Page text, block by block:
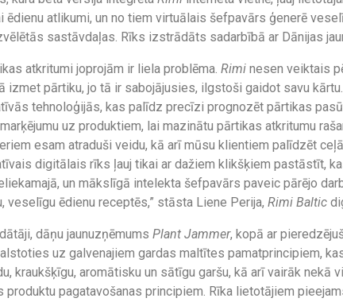
ēdienu atlikumi, un no tiem virtuālais šefpavārs ģenerē
sastāvdaļas. Rīks izstrādāts sadarbībā ar Dānijas
atkritumi joprojām ir liela problēma. Rimi nesen veiktais
izmet pārtiku, jo tā ir sabojājusies, ilgstoši gaidot savu
tehnoloģijās, kas palīdz precīzi prognozēt pārtikas
uz produktiem, lai mazinātu pārtikas atkritumu
esam atraduši veidu, kā arī mūsu klientiem palīdzēt
digitālais rīks ļauj tikai ar dažiem klikšķiem pastāstīt,
un mākslīgā intelekta šefpavārs paveic pārējo
veselīgu ēdienu receptēs,” stāsta Liene Perija, Rimi Baltic
dāņu jaunuzņēmums Plant Jammer, kopā ar
uz galvenajiem gardas maltītes pamatprincipiem,
kraukšķīgu, aromātisku un sātīgu garšu, kā arī vairāk nekā
produktu pagatavošanas principiem. Rīka lietotājiem